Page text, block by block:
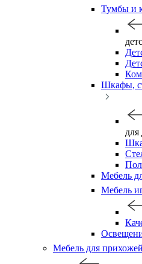
Тумбы и
Шкафы,
для
Мебель
Мебель
Мебель для прихожей